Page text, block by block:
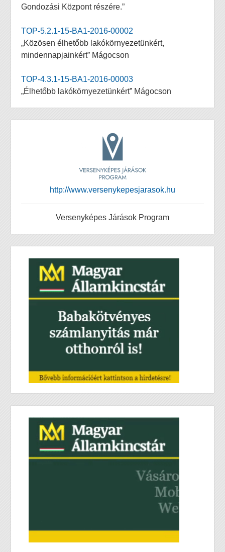
Gondozási Központ részére.”
TOP-5.2.1-15-BA1-2016-00002
„Közösen élhetőbb lakókörnyezetünkért,
mindennapjainkért” Mágocson
TOP-4.3.1-15-BA1-2016-00003
„Élhetőbb lakókörnyezetünkért” Mágocson
http://www.versenykepesjarasok.hu
Versenyképes Járások Program